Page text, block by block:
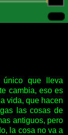
único que lleva
cambia, eso es
vida, que hacen
las cosas de
antiguos, pero
la cosa no va a